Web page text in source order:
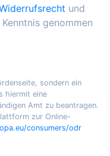
und
genommen
sondern ein
hiermit eine
Amt zu beantragen.
zur Online-
consumers/odr